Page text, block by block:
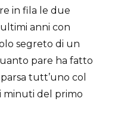
in fila le due
anni con
segreto di un
pare ha fatto
tutt’uno col
minuti del primo